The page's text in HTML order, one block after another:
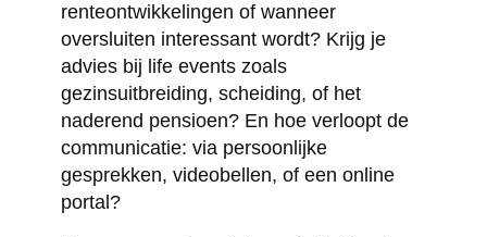
renteontwikkelingen of wanneer
oversluiten interessant wordt? Krijg je
advies bij life events zoals
gezinsuitbreiding, scheiding, of het
naderend pensioen? En hoe verloopt de
communicatie: via persoonlijke
gesprekken, videobellen, of een online
portal?